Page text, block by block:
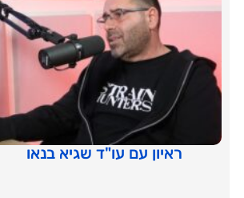
ראיון עם עו"ד שגיא בנאו